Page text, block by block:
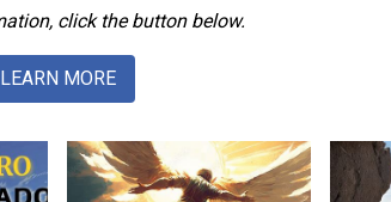
click the button below.
LEARN MORE